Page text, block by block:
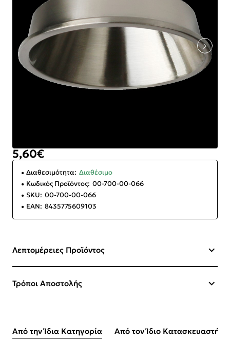
5,60€
Διαθεσιμότητα: Διαθέσιμο
Κωδικός Προϊόντος: 00-700-00-066
SKU: 00-700-00-066
EAN: 8435775609103
Λεπτομέρειες Προϊόντος
Τρόποι Αποστολής
Από την Ίδια Κατηγορία Από τον Ίδιο Κατασκευαστή